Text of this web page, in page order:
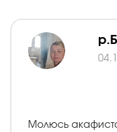
Молюсь